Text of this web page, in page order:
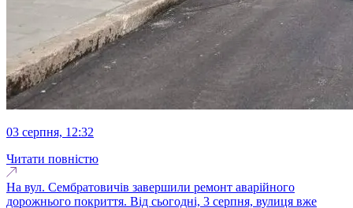
03 серпня, 12:32
Читати повністю
На вул. Сембратовичів завершили ремонт аварійного
дорожнього покриття. Від сьогодні, 3 серпня, вулиця вже